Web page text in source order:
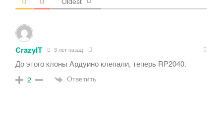
Oldest
CrazyIT 3 лет назад
До этого клоны Ардуино клепали, теперь RP2040.
2 Ответить